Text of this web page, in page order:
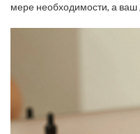
мере необходимости, а ваш